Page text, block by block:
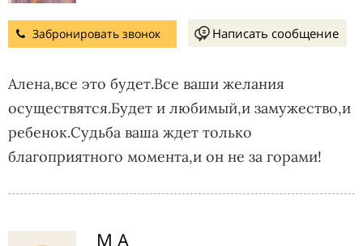
Забронировать звонок Написать сообщение
Алена,все это будет.Все ваши желания
осуществятся.Будет и любимый,и замужество,и
ребенок.Судьба ваша ждет только
благоприятного момента,и он не за горами!
М А